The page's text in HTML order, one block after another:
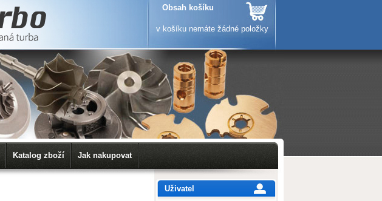
Obsah košíku
v košíku nemáte žádné položky
Katalog zboží Jak nakupovat
Uživatel